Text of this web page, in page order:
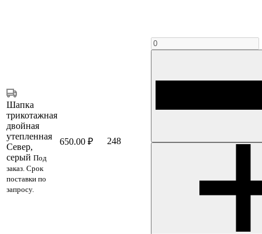
Шапка
трикотажная
двойная
утепленная
Север,
серый Под
заказ. Срок
поставки по
запросу.
650.00 ₽ 248